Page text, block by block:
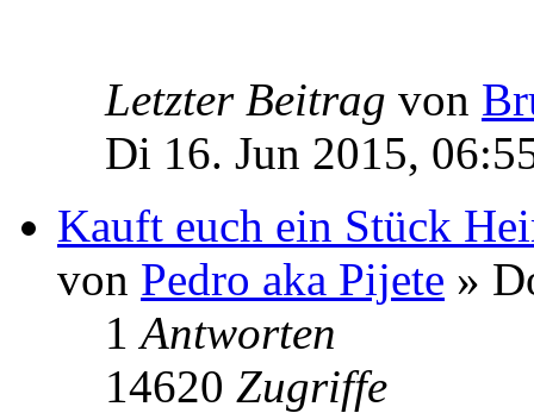
Letzter Beitrag von
Di 16. Jun 2015,
Kauft euch ein Stück
von Pedro aka Pijete »
1Antworten
14620 Zugriffe